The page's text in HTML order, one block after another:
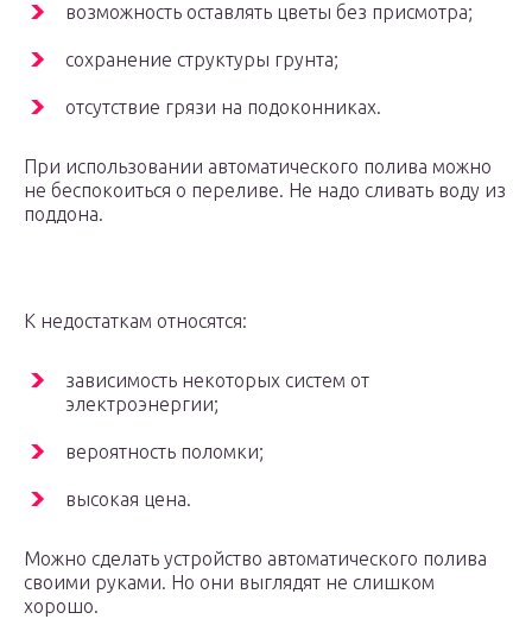
возможность оставлять цветы без присмотра;
сохранение структуры грунта;
отсутствие грязи на подоконниках.
При использовании автоматического полива можно
не беспокоиться о переливе. Не надо сливать воду из
поддона.
К недостаткам относятся:
зависимость некоторых систем от
электроэнергии;
вероятность поломки;
высокая цена.
Можно сделать устройство автоматического полива
своими руками. Но они выглядят не слишком
хорошо.